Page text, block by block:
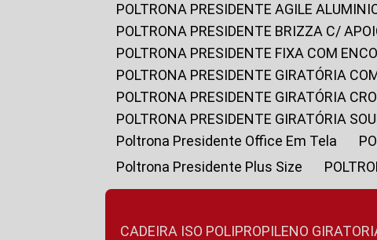
POLTRONA PRESIDENTE AGILE
POLTRONA PRESIDENTE BRIZZA C/
POLTRONA PRESIDENTE FIXA COM
POLTRONA PRESIDENTE GIRATÓRIA
POLTRONA PRESIDENTE GIRATÓRIA
POLTRONA PRESIDENTE GIRATÓRIA
Poltrona Presidente Office Em Tela
Poltrona Presidente Plus Size
CADEIRA ISO POLIPROPILENO